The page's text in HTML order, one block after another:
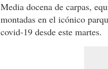
Media docena de carpas,
montadas en el icónico
covid-19 desde este martes.